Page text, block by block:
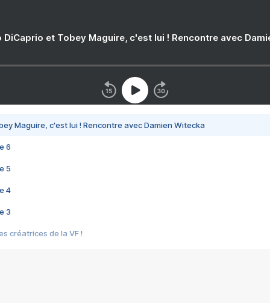
DiCaprio et Tobey Maguire, c'est lui ! Rencontre avec
Maguire, c'est lui ! Rencontre avec Damien Witecka
6
5
4
3
créatrices de la VF !